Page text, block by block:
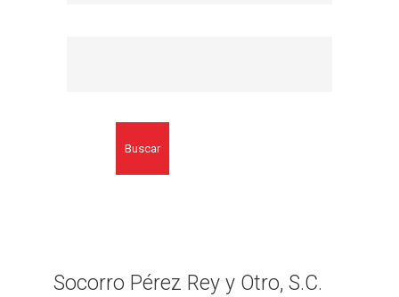
Buscar
Socorro Pérez Rey y Otro, S.C.